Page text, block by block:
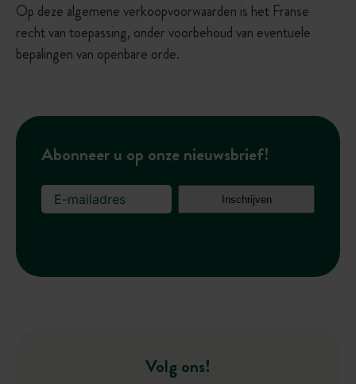
Op deze algemene verkoopvoorwaarden is het Franse
recht van toepassing, onder voorbehoud van eventuele
bepalingen van openbare orde.
Abonneer u op onze nieuwsbrief!
Volg ons!